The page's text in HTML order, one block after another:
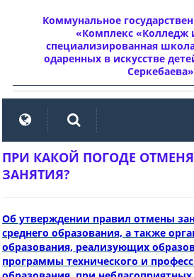
Коммунальное
«Комплекс «Колледж
специализированная
одаренных в искусстве
Серкебаева»
ПРИ КАКОЙ ПОГОДЕ
ЗАНЯТИЯ?
Об утверждении правил отмены
среднего образования, а также
образования, реализующих
программы технического и